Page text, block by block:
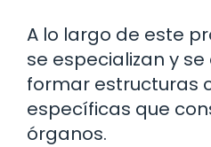
A lo largo de este
se especializan y
formar estructuras
específicas que
órganos.